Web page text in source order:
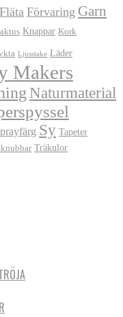
Fläta Förvaring Garn
Knappar Kork
Ljusstake Läder
Makers
Naturmaterial
Sy Tapeter
Träkulor